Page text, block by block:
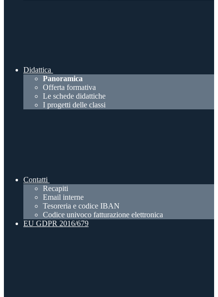
Didattica
Panoramica
Offerta formativa
Le schede didattiche
I progetti delle classi
Contatti
Recapiti
Email interne
Tesoreria e codice IBAN
Codice univoco fatturazione elettronica
EU GDPR 2016/679